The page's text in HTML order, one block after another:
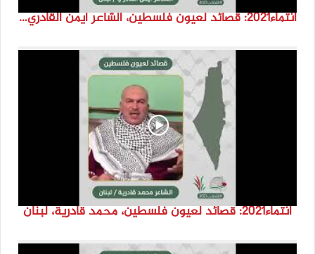
انتماء2021: قصائد لعيون فلسطين، الشاعر أيمن القادري، لبنان
انتماء2021: قصائد لعيون فلسطين، محمد قادرية، لبنان